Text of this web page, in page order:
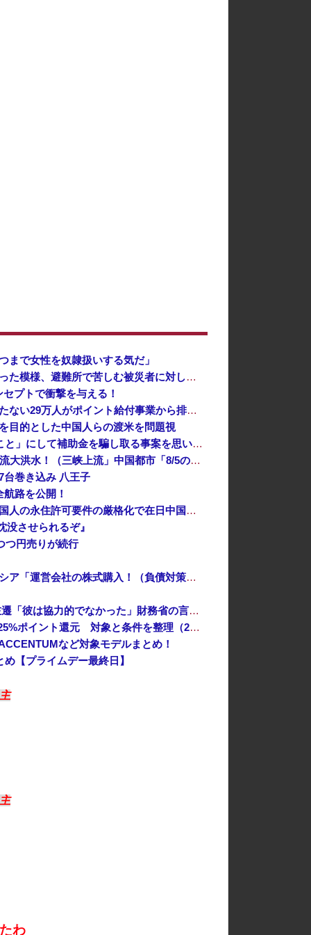
まで女性を奴隷扱いする気だ」
思い通りに動かない熊本被災者に左派が我慢ならなくなった模様、避難所で苦しむ被災者に対して……
プトで衝撃を与える！
共産党「これは酷い…京都市でマイナンバーカードを持たない29万人がポイント給付事業から排除された」
目的とした中国人らの渡米を問題視
中国、止められないEV製造 売れず在庫山積み「売れたこと」にして補助金を騙し取る事案を思いつきが横行
中国「台風接近！」台風13号「三峡直撃予測」中国「上流大洪水！（三峡上流」中国都市「8/5の映像（動画」三峡ダム「緊急放流（決壊危機」中国「下流大水害（震え声」→
台巻き込み 八王子
路を公開！
「あきれてモノが言えない」「国を維持できるの？」外国人の永住許可要件の厳格化で在日中国人の本音は？
させられるぞ』
つ円売りが続行
インドネシア「高速鉄道！」中国「大赤字！」インドネシア「運営会社の株式購入！（負債対策」中国「はい（巨額負債」インドネシア「700km延伸計画！（実質中止」→
【速報】 高市政権、エース級の財務官僚・一松旬氏を左遷「彼は協力的でなかった」財務省の言いなりではないことが判明
Amazon「夏のポイントキャンペーン」紙の書籍が最大25%ポイント還元 対象と条件を整理（2026年7月）
など対象モデルまとめ！
【プライムデー最終日】
わ